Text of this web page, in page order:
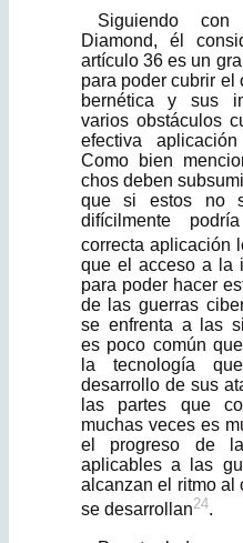
Siguiendo
Diamond, él
artículo 36 es un
para poder cubrir
bernética y sus
varios obstáculos
efectiva
Como bien
chos deben
que si estos no
difícilmente
correcta aplicación
que el acceso a la
para poder hacer
de las guerras
se enfrenta a las
es poco común
la tecnología
desarrollo de sus
las partes que
muchas veces es
el progreso de
aplicables a las
alcanzan el ritmo al
se desarrollan24.